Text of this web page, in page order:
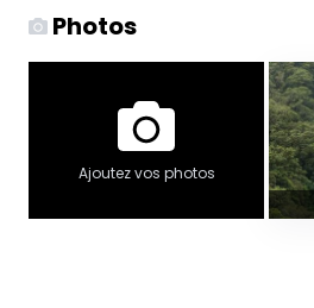
Photos
Ajoutez vos photos